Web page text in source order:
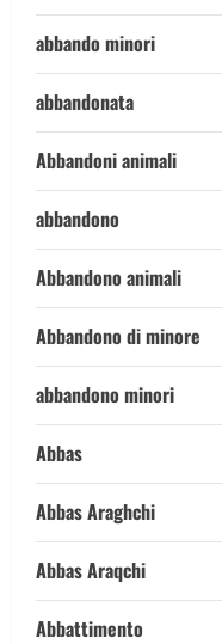
abbando minori
abbandonata
Abbandoni animali
abbandono
Abbandono animali
Abbandono di minore
abbandono minori
Abbas
Abbas Araghchi
Abbas Araqchi
Abbattimento